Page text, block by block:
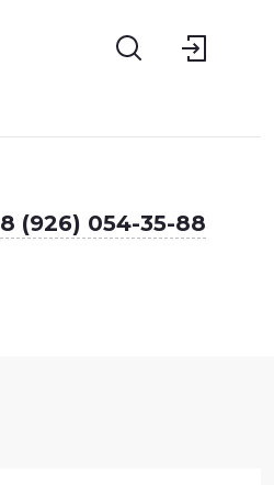
8 (926) 054-35-88